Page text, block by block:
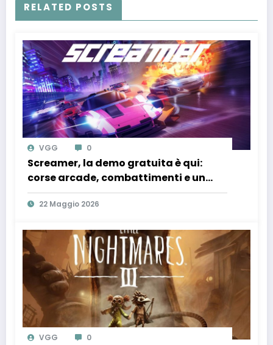
RELATED POSTS
VGG 0
Screamer, la demo gratuita è qui:
corse arcade, combattimenti e un
mondo distopico anime da provare
subito
22 Maggio 2026
VGG 0